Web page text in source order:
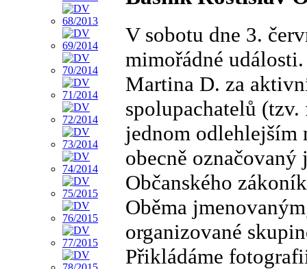
V sobotu dne 3.
mimořádné
Martina D. za
spolupachatelů
jednom odlehlejším
obecně označovaný
Občanského
Oběma
organizované
Přikládáme